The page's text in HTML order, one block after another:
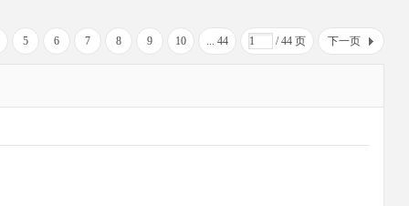
5 6 7 8 9 10 ... 44 / 44 页 下一页